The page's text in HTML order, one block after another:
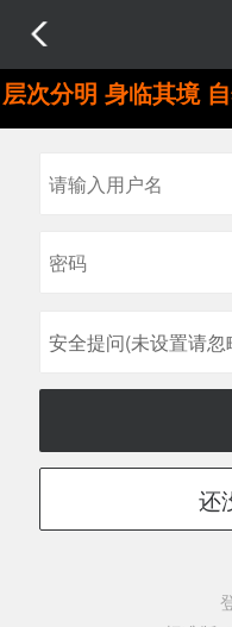
层次分明 身临其境
安全提问(未设置请忽
还